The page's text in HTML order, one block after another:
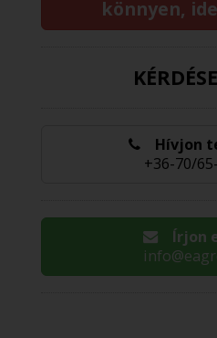
könnyen,
Hívjon
+36-70/
Írjon